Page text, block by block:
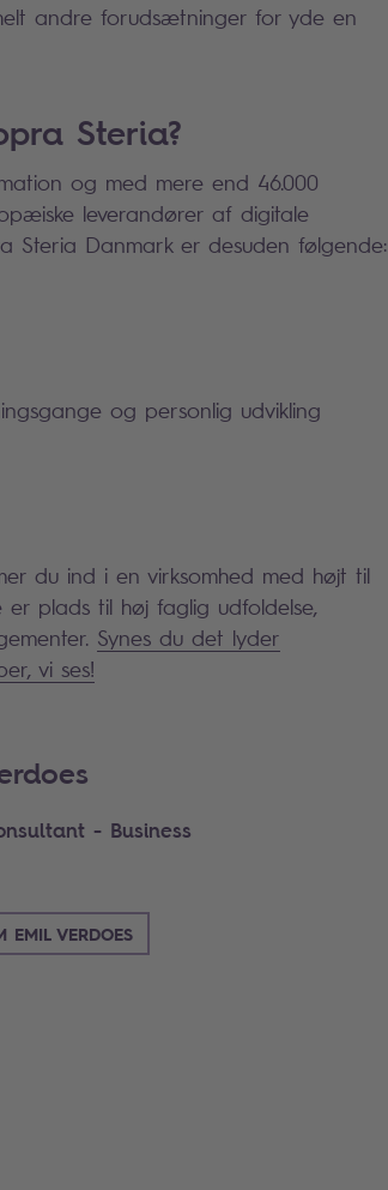
andre forudsætninger for yde en
Steria?
og med mere end 46.000
leverandører af digitale
Steria Danmark er desuden følgende:
og personlig udvikling
du ind i en virksomhed med højt til
plads til høj faglig udfoldelse,
Synes du det lyder
vi ses!
EMIL VERDOES